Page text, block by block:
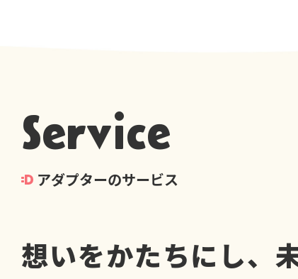
Service
アダプターのサービス
想いをかたちにし、